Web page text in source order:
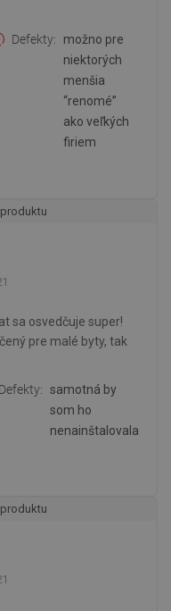
Defekty
možno pre
niektorých
menšia
“renomé”
ako veľkých
firiem
sa osvedčuje super!
pre malé byty, tak
Defekty
samotná by
som ho
nenainštalovala